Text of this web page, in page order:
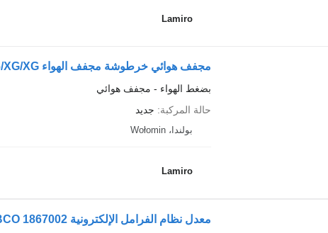
Lamiro
مجفف هوائي خرطوشة مجفف الهواء DAF XF106/XG/XG+ لـ الشاحنات DAF XF106/XG/XG+
بضغط الهواء - مجفف هوائي
حالة المركبة
جديد
بولندا، Wołomin
Lamiro